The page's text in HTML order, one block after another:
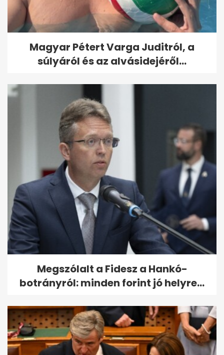
Magyar Pétert Varga Juditról, a
súlyáról és az alvásidejéről...
Megszólalt a Fidesz a Hankó-
botrányról: minden forint jó helyre...